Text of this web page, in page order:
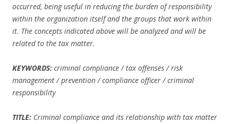
occurred, being useful in reducing the burden of responsibility
within the organization itself and the groups that work within
it. The concepts indicated above will be analyzed and will be
related to the tax matter.
KEYWORDS: criminal compliance / tax offenses / risk
management / prevention / compliance officer / criminal
responsibility
TITLE: Criminal compliance and its relationship with tax matter